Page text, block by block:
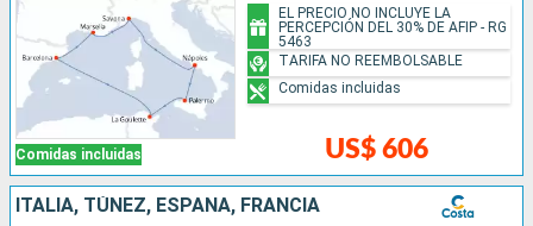
Comidas incluidas US$ 606
EL PRECIO NO INCLUYE LA
PERCEPCIÓN DEL 30% DE AFIP - RG
5463
TARIFA NO REEMBOLSABLE
Comidas incluidas
ITALIA, TÚNEZ, ESPAÑA, FRANCIA